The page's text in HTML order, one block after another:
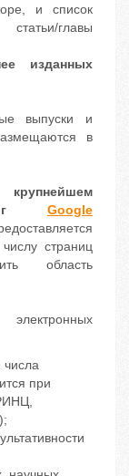
и список
главы
изданных
выпуски и
в
Google
страниц
область
числа
при